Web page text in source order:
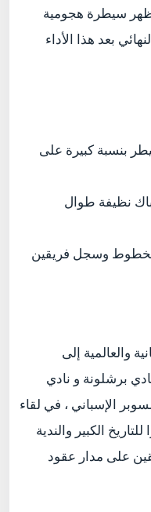
سيطرة هجومية
بعد هذا الأداء
بنسبة كبيرة على
نظيفة طوال
وسجل فريقين
والعالمية إلى
برشلونة و نادي
الإسباني ، في لقاء
الكبير والندية
على مدار عقود